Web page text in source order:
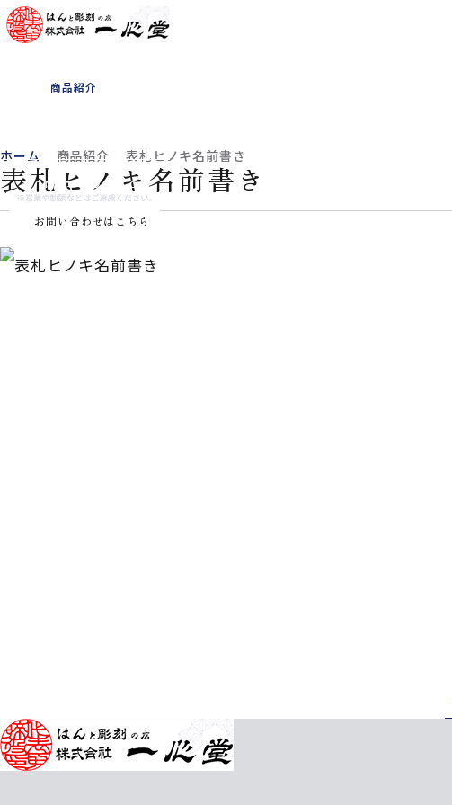
商品紹介
書体見本
0565-33-1180
お問い合わせはこちら
ホーム 商品紹介 表札ヒノキ名前書き
表札ヒノキ名前書き